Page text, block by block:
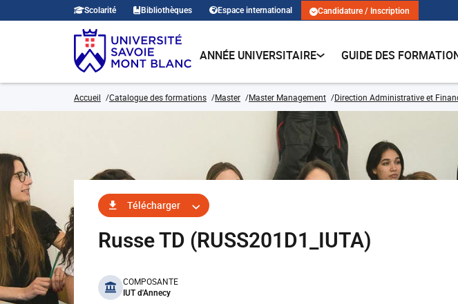
Scolarité Bibliothèques Espace international Candidature / Inscription
ANNÉE UNIVERSITAIRE GUIDE DES
Accueil Catalogue des formations Master Master Management Direction Administrative et
Télécharger
Russe TD (RUSS201D1_IUTA)
benefits
COMPOSANTE
IUT d'Annecy